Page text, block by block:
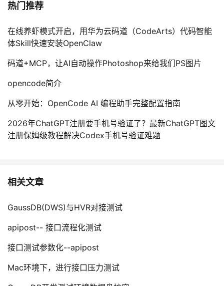
热门推荐
在线养虾模式开启，用华为云码道（CodeArts）代码智能
体Skill快速安装OpenClaw
码道+MCP，让AI自动操作Photoshop来给我们PS图片
opencode简介
从零开始：OpenCode AI 编程助手完整配置指南
2026年ChatGPT注册要手机号验证了？最新ChatGPT图文
注册保姆级教程解决Codex手机号验证难题
相关文章
GaussDB(DWS)与HVR对接测试
apipost-- 接口流程化测试
接口测试参数化--apipost
Mac环境下，进行接口压力测试